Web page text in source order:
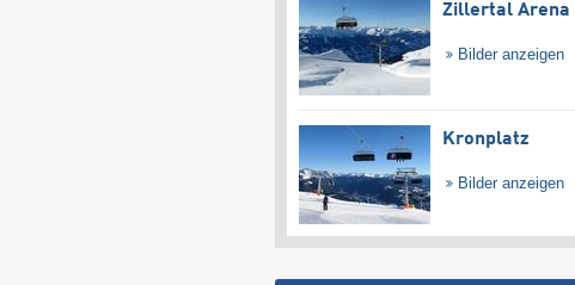
Zillertal Arena
Bilder anzeigen
Kronplatz
Bilder anzeigen